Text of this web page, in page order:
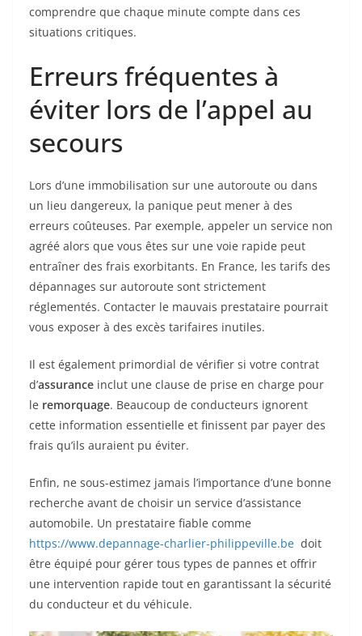
comprendre que chaque minute compte dans ces
situations critiques.
Erreurs fréquentes à
éviter lors de l’appel au
secours
Lors d’une immobilisation sur une autoroute ou dans
un lieu dangereux, la panique peut mener à des
erreurs coûteuses. Par exemple, appeler un service non
agréé alors que vous êtes sur une voie rapide peut
entraîner des frais exorbitants. En France, les tarifs des
dépannages sur autoroute sont strictement
réglementés. Contacter le mauvais prestataire pourrait
vous exposer à des excès tarifaires inutiles.
Il est également primordial de vérifier si votre contrat
d’assurance inclut une clause de prise en charge pour
le remorquage. Beaucoup de conducteurs ignorent
cette information essentielle et finissent par payer des
frais qu’ils auraient pu éviter.
Enfin, ne sous-estimez jamais l’importance d’une bonne
recherche avant de choisir un service d’assistance
automobile. Un prestataire fiable comme
https://www.depannage-charlier-philippeville.be doit
être équipé pour gérer tous types de pannes et offrir
une intervention rapide tout en garantissant la sécurité
du conducteur et du véhicule.